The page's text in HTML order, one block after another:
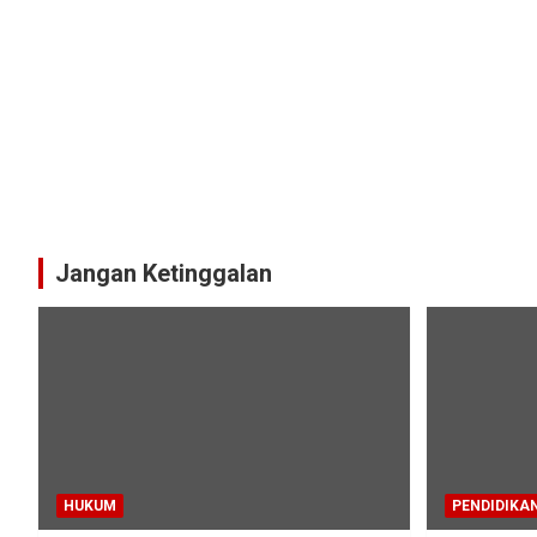
Jangan Ketinggalan
HUKUM